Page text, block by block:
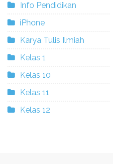
Info Pendidikan
iPhone
Karya Tulis Ilmiah
Kelas 1
Kelas 10
Kelas 11
Kelas 12